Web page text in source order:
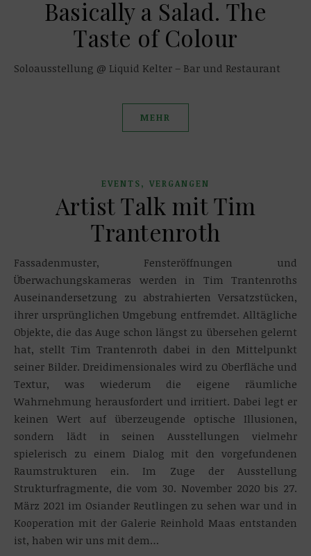
Basically a Salad. The
Taste of Colour
Soloausstellung @ Liquid Kelter – Bar und Restaurant
MEHR
EVENTS, VERGANGEN
Artist Talk mit Tim
Trantenroth
Fassadenmuster, Fensteröffnungen und
Überwachungskameras werden in Tim Trantenroths
Auseinandersetzung zu abstrahierten Versatzstücken,
ihrer ursprünglichen Umgebung entfremdet. Alltägliche
Objekte, die das Auge schon längst zu übersehen gelernt
hat, stellt Tim Trantenroth dabei in den Mittelpunkt
seiner Bilder. Dreidimensionales wird zu Oberfläche und
Textur, was wiederum die eigene räumliche
Wahrnehmung herausfordert und irritiert. Dabei legt er
keinen Wert auf überzeugende optische Illusionen,
sondern lädt in seinen Ausstellungen vielmehr
spielerisch zu einem Dialog mit den vorgefundenen
Raumstrukturen ein. Im Zuge der Ausstellung
Strukturfragmente, die vom 30. November 2020 bis 27.
März 2021 im Osiander Reutlingen zu sehen war und in
Kooperation mit der Galerie Reinhold Maas entstanden
ist, haben wir uns mit dem…